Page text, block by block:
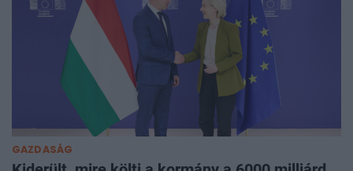
GAZDASÁG